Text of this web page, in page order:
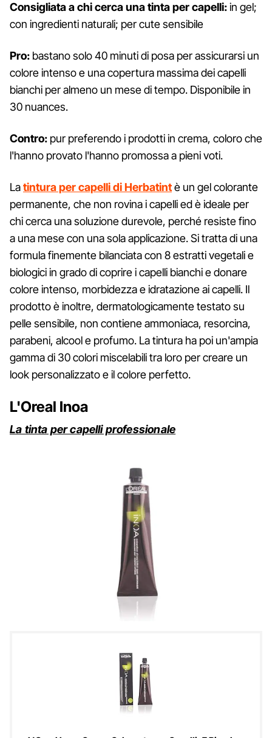
Consigliata a chi cerca una tinta per capelli:in gel;
con ingredienti naturali; per cute sensibile
Pro: bastano solo 40 minuti di posa per assicurarsi un
colore intenso e una copertura massima dei capelli
bianchi per almeno un mese di tempo. Disponibile in
30 nuances.
Contro: pur preferendo i prodotti in crema, coloro che
l'hanno provato l'hanno promossa a pieni voti.
Latintura per capelli di Herbatintè un gel colorante
permanente, che non rovina i capelli ed è ideale per
chi cerca una soluzione durevole, perché resiste fino
a una mese con una sola applicazione. Si tratta di una
formula finemente bilanciata con 8 estratti vegetali e
biologici in grado di coprire i capelli bianchi e donare
colore intenso, morbidezza e idratazione ai capelli. Il
prodotto è inoltre, dermatologicamente testato su
pelle sensibile, non contiene ammoniaca, resorcina,
parabeni, alcool e profumo. La tintura ha poi un'ampia
gamma di 30 colori miscelabili tra loro per creare un
look personalizzato e il colore perfetto.
L'Oreal Inoa
La tinta per capelli professionale